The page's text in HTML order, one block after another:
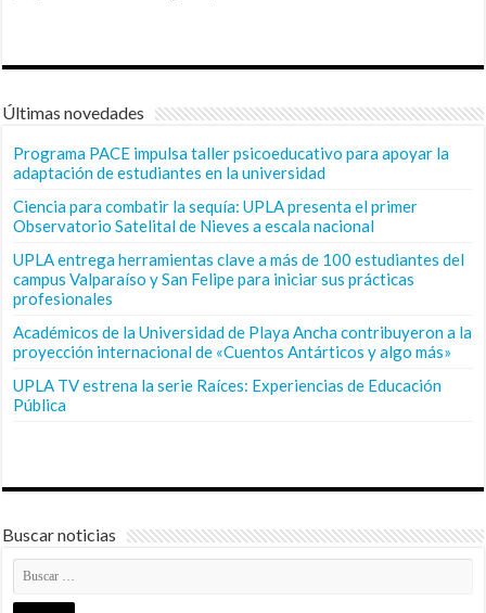
Últimas novedades
Programa PACE impulsa taller psicoeducativo para apoyar la
adaptación de estudiantes en la universidad
Ciencia para combatir la sequía: UPLA presenta el primer
Observatorio Satelital de Nieves a escala nacional
UPLA entrega herramientas clave a más de 100 estudiantes del
campus Valparaíso y San Felipe para iniciar sus prácticas
profesionales
Académicos de la Universidad de Playa Ancha contribuyeron a la
proyección internacional de «Cuentos Antárticos y algo más»
UPLA TV estrena la serie Raíces: Experiencias de Educación
Pública
Buscar noticias